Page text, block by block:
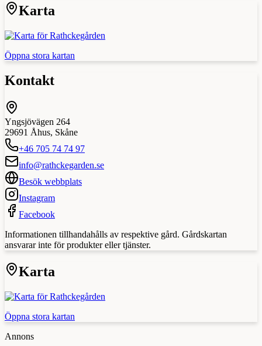
Karta
Öppna stora kartan
Kontakt
Yngsjövägen 264
29691 Åhus, Skåne
+46 705 74 74 97
info@rathckegarden.se
Besök webbplats
Instagram
Facebook
Informationen tillhandahålls av respektive gård. Gårdskartan
ansvarar inte för produkter eller tjänster.
Karta
Öppna stora kartan
Annons